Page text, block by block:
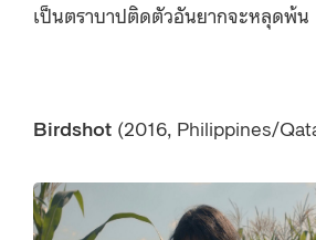
เป็นตราบาปติดตัวอันยากจะหลุดพ้น
Birdshot (2016, Philippines/